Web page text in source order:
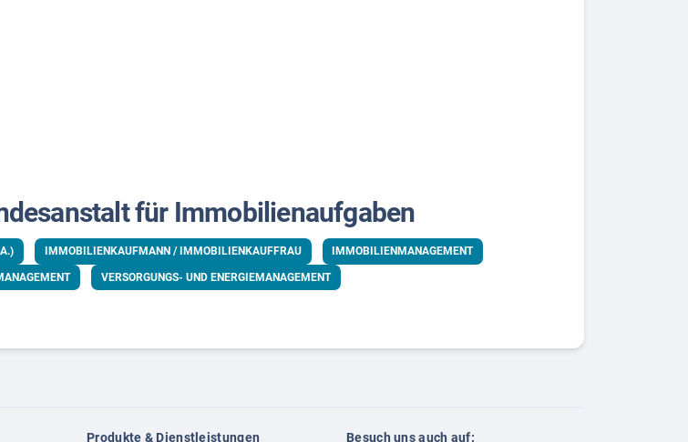
für Immobilienaufgaben
IMMOBILIENKAUFMANN / IMMOBILIENKAUFFRAU IMMOBILIENMANAGEMENT
VERSORGUNGS- UND ENERGIEMANAGEMENT
Produkte & Dienstleistungen Besuch uns auch auf: